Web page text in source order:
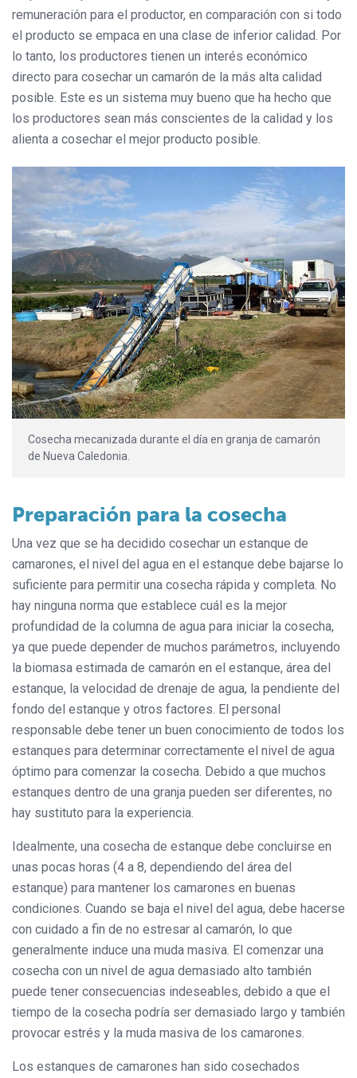
remuneración para el productor, en comparación con si todo
el producto se empaca en una clase de inferior calidad. Por
lo tanto, los productores tienen un interés económico
directo para cosechar un camarón de la más alta calidad
posible. Este es un sistema muy bueno que ha hecho que
los productores sean más conscientes de la calidad y los
alienta a cosechar el mejor producto posible.
Cosecha mecanizada durante el día en granja de camarón
de Nueva Caledonia.
Preparación para la cosecha
Una vez que se ha decidido cosechar un estanque de
camarones, el nivel del agua en el estanque debe bajarse lo
suficiente para permitir una cosecha rápida y completa. No
hay ninguna norma que establece cuál es la mejor
profundidad de la columna de agua para iniciar la cosecha,
ya que puede depender de muchos parámetros, incluyendo
la biomasa estimada de camarón en el estanque, área del
estanque, la velocidad de drenaje de agua, la pendiente del
fondo del estanque y otros factores. El personal
responsable debe tener un buen conocimiento de todos los
estanques para determinar correctamente el nivel de agua
óptimo para comenzar la cosecha. Debido a que muchos
estanques dentro de una granja pueden ser diferentes, no
hay sustituto para la experiencia.
Idealmente, una cosecha de estanque debe concluirse en
unas pocas horas (4 a 8, dependiendo del área del
estanque) para mantener los camarones en buenas
condiciones. Cuando se baja el nivel del agua, debe hacerse
con cuidado a fin de no estresar al camarón, lo que
generalmente induce una muda masiva. El comenzar una
cosecha con un nivel de agua demasiado alto también
puede tener consecuencias indeseables, debido a que el
tiempo de la cosecha podría ser demasiado largo y también
provocar estrés y la muda masiva de los camarones.
Los estanques de camarones han sido cosechados